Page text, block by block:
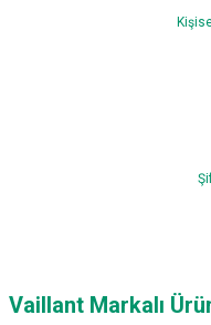
Vaillant Markalı